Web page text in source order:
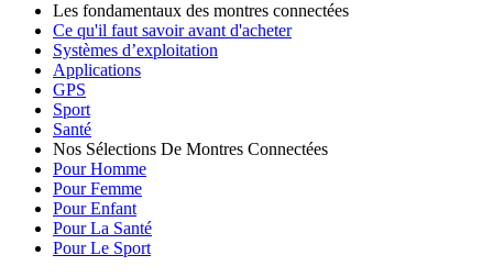
Les fondamentaux des montres connectées
Ce qu'il faut savoir avant d'acheter
Systèmes d’exploitation
Applications
GPS
Sport
Santé
Nos Sélections De Montres Connectées
Pour Homme
Pour Femme
Pour Enfant
Pour La Santé
Pour Le Sport